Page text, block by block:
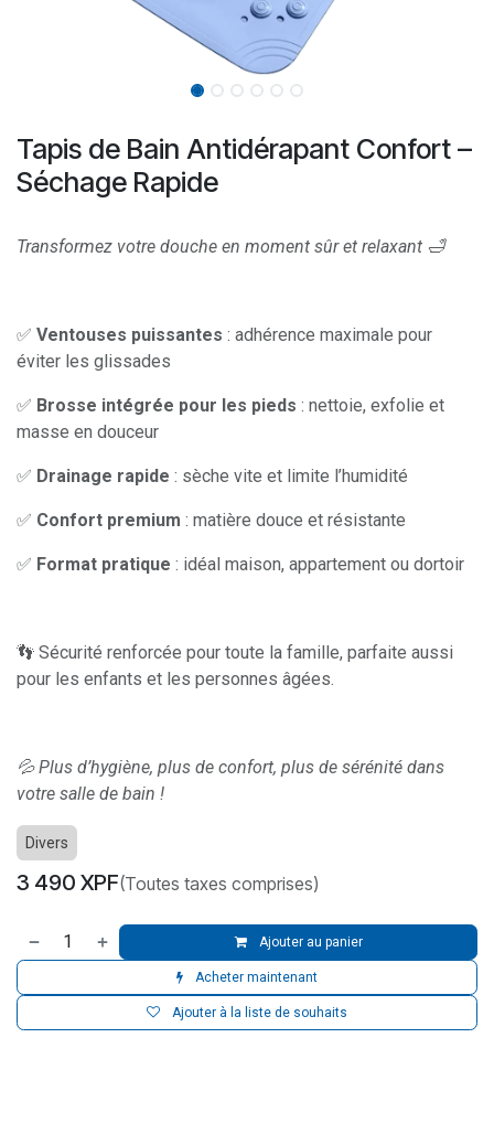
Tapis de Bain Antidérapant Confort –
Séchage Rapide
Transformez votre douche en moment sûr et relaxant 🛁
✅ Ventouses puissantes : adhérence maximale pour
éviter les glissades
✅ Brosse intégrée pour les pieds : nettoie, exfolie et
masse en douceur
✅ Drainage rapide : sèche vite et limite l’humidité
✅ Confort premium : matière douce et résistante
✅ Format pratique : idéal maison, appartement ou dortoir
👣 Sécurité renforcée pour toute la famille, parfaite aussi
pour les enfants et les personnes âgées.
💦 Plus d’hygiène, plus de confort, plus de sérénité dans
votre salle de bain !
Divers
3 490 XPF(Toutes taxes comprises)
Ajouter au panier
Acheter maintenant
Ajouter à la liste de souhaits